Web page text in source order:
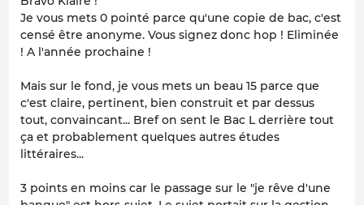
Je vous mets 0 pointé parce qu'une copie de bac, c'est
censé être anonyme. Vous signez donc hop ! Eliminée
! A l'année prochaine !
Mais sur le fond, je vous mets un beau 15 parce que
c'est claire, pertinent, bien construit et par dessus
tout, convaincant... Bref on sent le Bac L derrière tout
ça et probablement quelques autres études
littéraires...
3 points en moins car le passage sur le "je rêve d'une